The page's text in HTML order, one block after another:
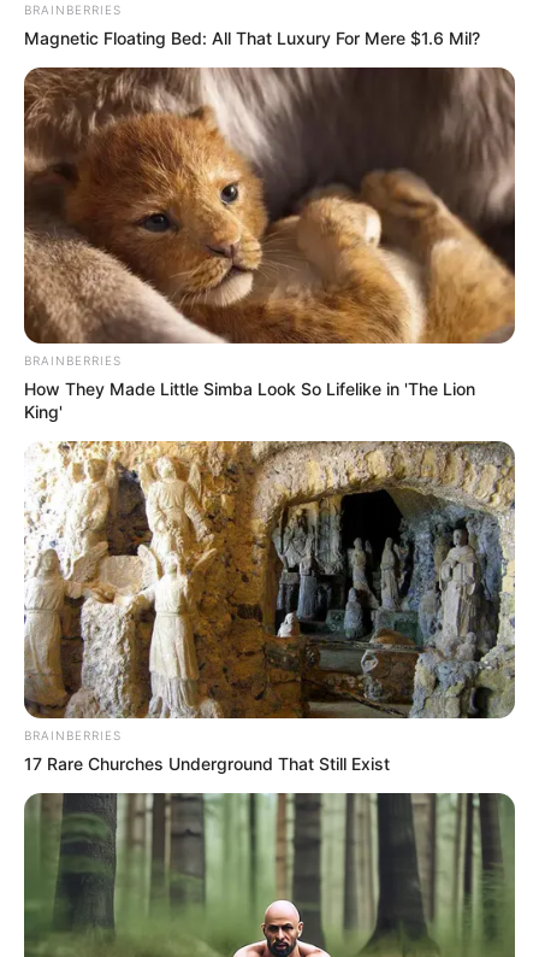
Nostradamus 2026-ra igazán különleges és
elgondolkodtató dolgokat jósolt! 🔮
A történelem legrejtélyesebb
Nostradamustévszázadok óta legendák
övezik. Rövid, ködös verssorai – az úgynevezett
„centúriák” – még ma is hátborzongatóan pontosan
írják le a modern kor eseményeit.
Sokan csak legyintenek, mások viszont
megesküsznek rá, hogy valóban
szövetébe. A jóslatai szerint nemcsak a történelem
nagy fordulatait, de az emberi sorsok finom
rezdüléseit is előre látta.
BRAINBERRIES
Magnetic Floating Bed: All That Luxury For Mere $1.6 Mil?
BRAINBERRIES
How They Made Little Simba Look So Lifelike in 'The Lion
King'
BRAINBERRIES
17 Rare Churches Underground That Still Exist